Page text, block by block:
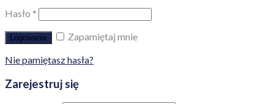
Hasło *
Logowanie
Zapamiętaj mnie
Nie pamiętasz hasła?
Zarejestruj się